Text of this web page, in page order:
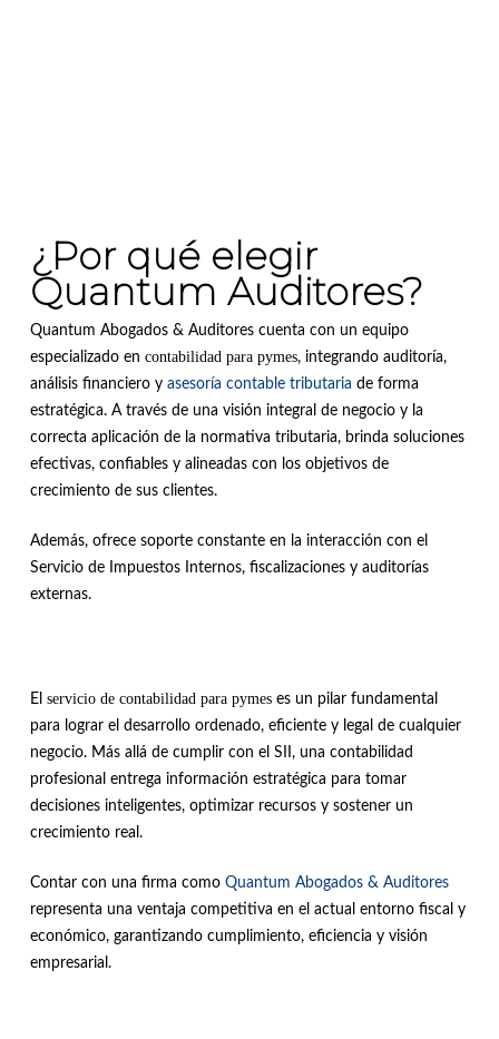
¿Por qué elegir
Quantum Auditores?
Quantum Abogados & Auditores cuenta con un equipo
especializado en contabilidad para pymes, integrando auditoría,
análisis financiero y asesoría contable tributaria de forma
estratégica. A través de una visión integral de negocio y la
correcta aplicación de la normativa tributaria, brinda soluciones
efectivas, confiables y alineadas con los objetivos de
crecimiento de sus clientes.
Además, ofrece soporte constante en la interacción con el
Servicio de Impuestos Internos, fiscalizaciones y auditorías
externas.
El servicio de contabilidad para pymeses un pilar fundamental
para lograr el desarrollo ordenado, eficiente y legal de cualquier
negocio. Más allá de cumplir con el SII, una contabilidad
profesional entrega información estratégica para tomar
decisiones inteligentes, optimizar recursos y sostener un
crecimiento real.
Contar con una firma como Quantum Abogados & Auditores
representa una ventaja competitiva en el actual entorno fiscal y
económico, garantizando cumplimiento, eficiencia y visión
empresarial.